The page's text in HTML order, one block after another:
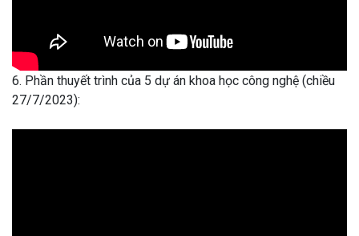
6. Phần thuyết trình của 5 dự án khoa học công nghệ (chiều
27/7/2023):